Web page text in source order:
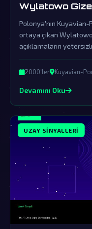
Wylatowo
Polonya'nın
ortaya çıkan
açıklamaların
bağdaştırılan sırlarla
rağmen hala çözülmeyi
2000'ler Kuyavian-
Devamını Oku
UZAY SINYALLERI